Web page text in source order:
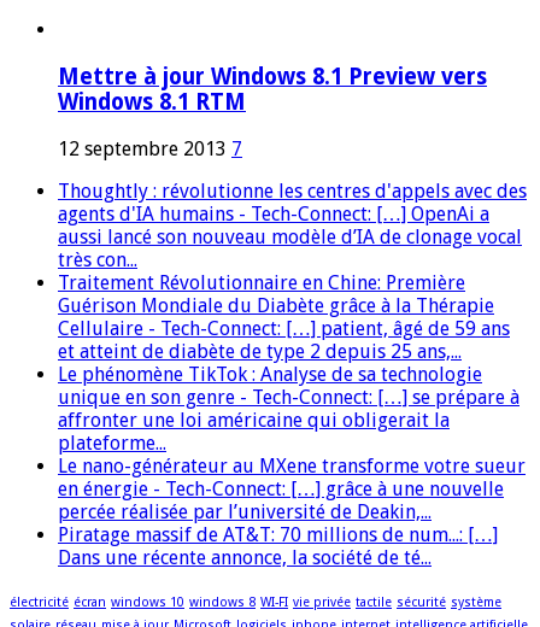
Mettre à jour Windows 8.1 Preview vers
Windows 8.1 RTM
12 septembre 2013 7
Thoughtly : révolutionne les centres d'appels avec des
agents d'IA humains - Tech-Connect: […] OpenAi a
aussi lancé son nouveau modèle d’IA de clonage vocal
très con...
Traitement Révolutionnaire en Chine: Première
Guérison Mondiale du Diabète grâce à la Thérapie
Cellulaire - Tech-Connect: […] patient, âgé de 59 ans
et atteint de diabète de type 2 depuis 25 ans,...
Le phénomène TikTok : Analyse de sa technologie
unique en son genre - Tech-Connect: […] se prépare à
affronter une loi américaine qui obligerait la
plateforme...
Le nano-générateur au MXene transforme votre sueur
en énergie - Tech-Connect: […] grâce à une nouvelle
percée réalisée par l’université de Deakin,...
Piratage massif de AT&T: 70 millions de num...: […]
Dans une récente annonce, la société de té...
électricité écran windows 10 windows 8 WI-FI vie privée tactile sécurité système